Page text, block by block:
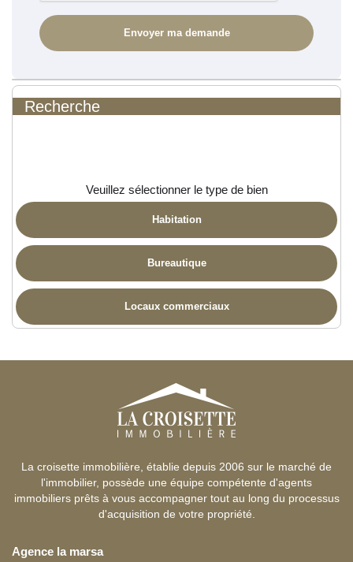
Recherche
Veuillez sélectionner le type de bien
Habitation
Bureautique
Locaux commerciaux
La croisette immobilière, établie depuis 2006 sur le marché de
l'immobilier, possède une équipe compétente d'agents
immobiliers prêts à vous accompagner tout au long du processus
d'acquisition de votre propriété.
Agence la marsa